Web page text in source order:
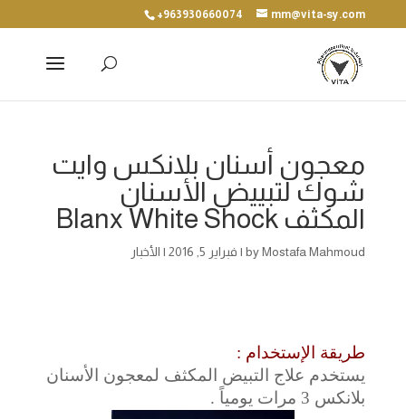
+963930660074 mm@vita-sy.com
معجون أسنان بلانكس وايت
شوك لتبييض الأسنان
المكثف Blanx White Shock
byMostafa Mahmoud
| فبراير 5, 2016 | الأخبار
طريقة الإستخدام :
يستخدم علاج التبيض المكثف لمعجون الأسنان
بلانكس 3 مرات يومياً .